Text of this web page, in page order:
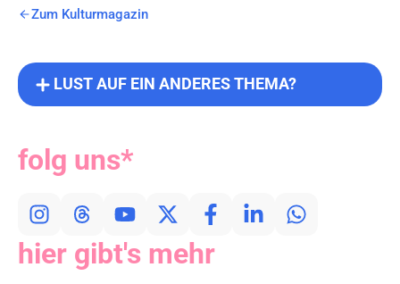
Zum Kulturmagazin
hier gibt's mehr
folg uns*
LUST AUF EIN ANDERES THEMA?